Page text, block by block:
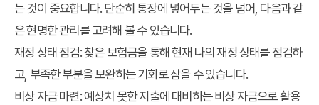
는 것이 중요합니다. 단순히 통장에 넣어두는 것을 넘어, 다음과 같
은 현명한 관리를 고려해 볼 수 있습니다.
재정 상태 점검:찾은 보험금을 통해 현재 나의 재정 상태를 점검하
고, 부족한 부분을 보완하는 기회로 삼을 수 있습니다.
비상 자금 마련:예상치 못한 지출에 대비하는 비상 자금으로 활용